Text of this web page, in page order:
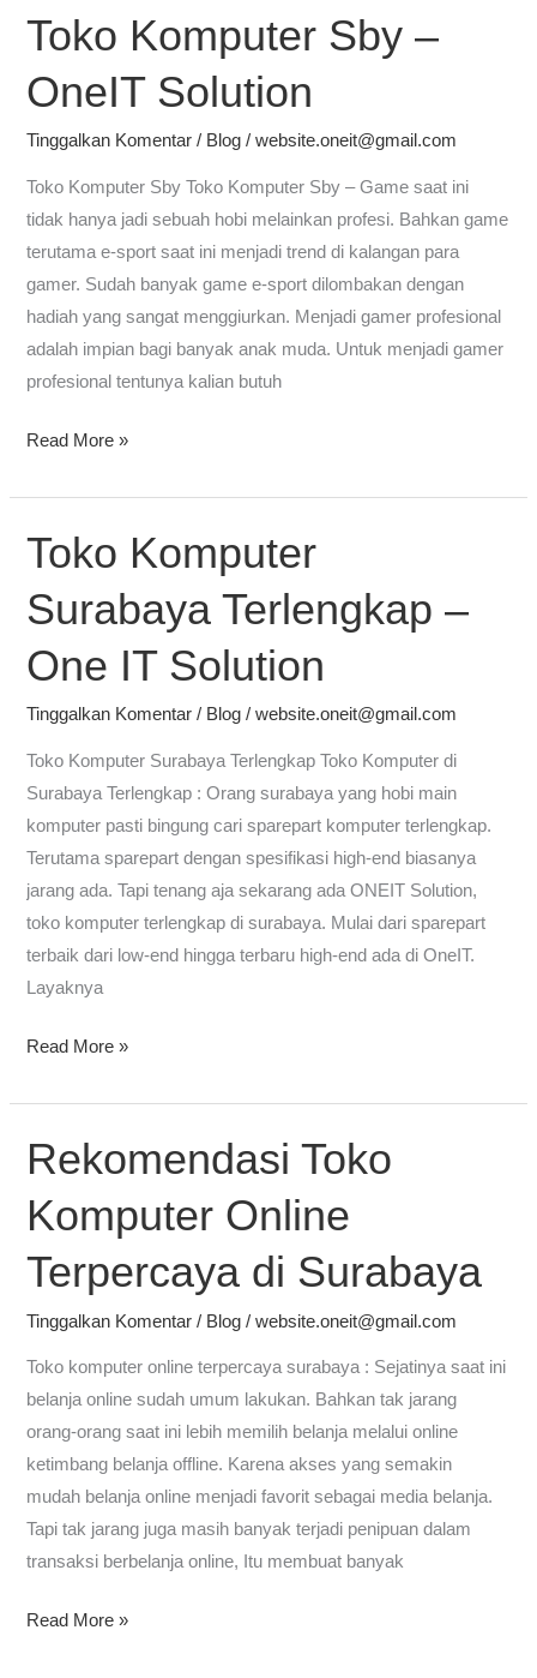
Toko Komputer Sby –
OneIT Solution
Tinggalkan Komentar / Blog /website.oneit@gmail.com
Toko Komputer Sby Toko Komputer Sby – Game saat ini
tidak hanya jadi sebuah hobi melainkan profesi. Bahkan game
terutama e-sport saat ini menjadi trend di kalangan para
gamer. Sudah banyak game e-sport dilombakan dengan
hadiah yang sangat menggiurkan. Menjadi gamer profesional
adalah impian bagi banyak anak muda. Untuk menjadi gamer
profesional tentunya kalian butuh
Toko
Komputer
Sby
OneIT
Solution
Read More »
Toko Komputer
Surabaya Terlengkap –
One IT Solution
Tinggalkan Komentar / Blog /website.oneit@gmail.com
Toko Komputer Surabaya Terlengkap Toko Komputer di
Surabaya Terlengkap : Orang surabaya yang hobi main
komputer pasti bingung cari sparepart komputer terlengkap.
Terutama sparepart dengan spesifikasi high-end biasanya
jarang ada. Tapi tenang aja sekarang ada ONEIT Solution,
toko komputer terlengkap di surabaya. Mulai dari sparepart
terbaik dari low-end hingga terbaru high-end ada di OneIT.
Layaknya
Toko
Komputer
Surabaya
–
Solution
Read More »
Rekomendasi Toko
Komputer Online
Terpercaya di Surabaya
Tinggalkan Komentar / Blog /website.oneit@gmail.com
Toko komputer online terpercaya surabaya : Sejatinya saat ini
belanja online sudah umum lakukan. Bahkan tak jarang
orang-orang saat ini lebih memilih belanja melalui online
ketimbang belanja offline. Karena akses yang semakin
mudah belanja online menjadi favorit sebagai media belanja.
Tapi tak jarang juga masih banyak terjadi penipuan dalam
transaksi berbelanja online, Itu membuat banyak
Rekomendasi
Toko
Komputer
Terpercaya
Read More »